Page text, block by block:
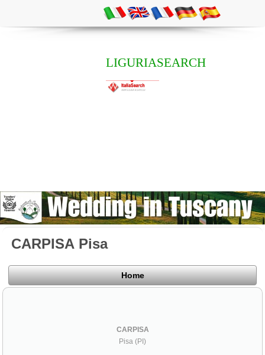
LIGURIASEARCH
CARPISA Pisa
Home
CARPISA
Pisa (PI)